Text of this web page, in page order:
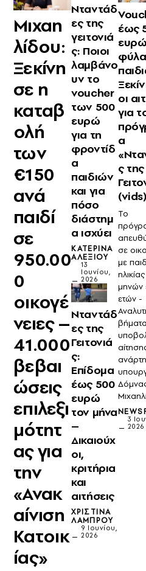
Μιχαη
λίδου:
Ξεκίνη
σε η
καταβ
ολή
των
€150
ανά
παιδί
σε
950.00
0
οικογέ
νειες –
41.000
βεβαι
ώσεις
επιλεξι
μότητ
ας για
την
«Ανακ
αίνιση
Κατοικ
ίας»
Νταντάδ
ες της
γειτονιά
ς: Ποιοι
λαμβάνο
υν το
voucher
των 500
ευρώ
για τη
φροντίδ
α
παιδιών
και για
πόσο
διάστημ
α ισχύει
ΚΑΤΕΡΊΝΑ
ΑΛΕΞΊΟΥ
13
Ιουνίου,
2026
Νταντάδ
ες της
Γειτονιά
ς:
Επίδομα
έως 500
ευρώ
τον μήνα
–
Δικαιούχ
οι,
κριτήρια
και
αιτήσεις
ΧΡΙΣΤΊΝΑ
ΛΆΜΠΡΟΥ
9 Ιουνίου,
2026
έως
οι
για
α
ς της
(vids)
Το
σε
με
μηνών
ετών -
3
2026